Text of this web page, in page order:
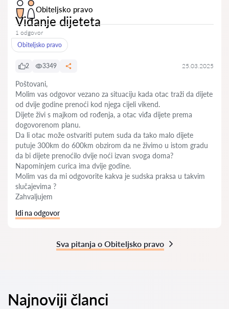
Obiteljsko pravo
Viđanje dijeteta
1 odgovor
Obiteljsko pravo
2 3349 25.03.2025
Poštovani,
Molim vas odgovor vezano za situaciju kada otac traži da dijete
od dvije godine prenoći kod njega cijeli vikend.
Dijete živi s majkom od rođenja, a otac viđa dijete prema
dogovorenom planu.
Da li otac može ostvariti putem suda da tako malo dijete
putuje 300km do 600km obzirom da ne živimo u istom gradu
da bi dijete prenoćilo dvije noći izvan svoga doma?
Napominjem curica ima dvije godine.
Molim vas da mi odgovorite kakva je sudska praksa u takvim
slučajevima ?
Zahvaljujem
Idi na odgovor
Sva pitanja o Obiteljsko pravo
Najnoviji članci